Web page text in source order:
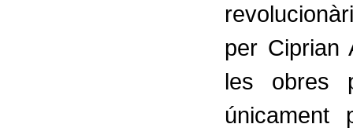
per Ciprian
les obres
únicament